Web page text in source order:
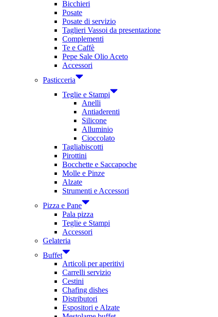
Bicchieri
Posate
Posate di servizio
Taglieri Vassoi da presentazione
Complementi
Te e Caffè
Pepe Sale Olio Aceto
Accessori
Pasticceria
Teglie e Stampi
Anelli
Antiaderenti
Silicone
Alluminio
Cioccolato
Tagliabiscotti
Pirottini
Bocchette e Saccapoche
Molle e Pinze
Alzate
Strumenti e Accessori
Pizza e Pane
Pala pizza
Teglie e Stampi
Accessori
Gelateria
Buffet
Articoli per aperitivi
Carrelli servizio
Cestini
Chafing dishes
Distributori
Espositori e Alzate